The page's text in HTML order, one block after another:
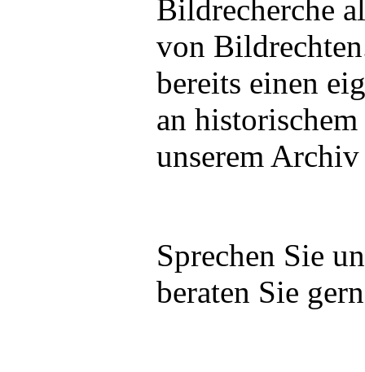
Bildrecherche
von
bereits einen
an
unserem
Sprechen Sie
beraten Sie